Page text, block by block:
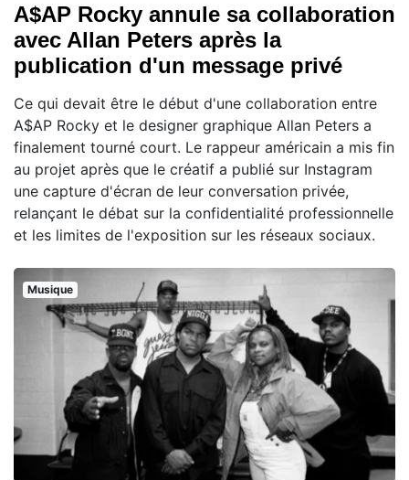
A$AP Rocky annule sa collaboration
avec Allan Peters après la
publication d'un message privé
Ce qui devait être le début d'une collaboration entre
A$AP Rocky et le designer graphique Allan Peters a
finalement tourné court. Le rappeur américain a mis fin
au projet après que le créatif a publié sur Instagram
une capture d'écran de leur conversation privée,
relançant le débat sur la confidentialité professionnelle
et les limites de l'exposition sur les réseaux sociaux.
Musique